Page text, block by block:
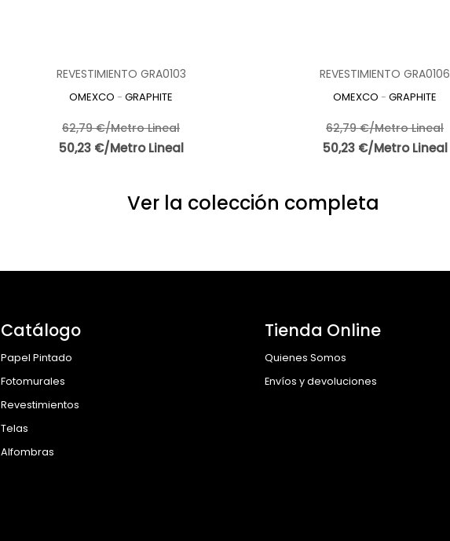
REVESTIMIENTO GRA0103
OMEXCO - GRAPHITE
62,79 €/Metro Lineal
50,23 €/Metro Lineal
REVESTIMIENTO GRA0106
OMEXCO - GRAPHITE
62,79 €/Metro Lineal
50,23 €/Metro Lineal
Ver la colección completa
Catálogo
Papel Pintado
Fotomurales
Revestimientos
Telas
Alfombras
Tienda Online
Quienes Somos
Envíos y devoluciones